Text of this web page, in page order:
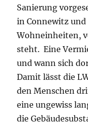
Sanierung
in Connewitz
Wohneinheiten,
steht. Eine
und wann sich
Damit lässt die
den Menschen
eine ungewiss
die